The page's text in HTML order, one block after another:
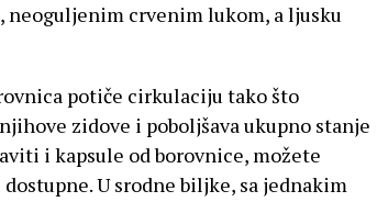
crvenim lukom, a ljusku
potiče cirkulaciju tako što
zidove i poboljšava ukupno stanje
i kapsule od borovnice, možete
U srodne biljke, sa jednakim